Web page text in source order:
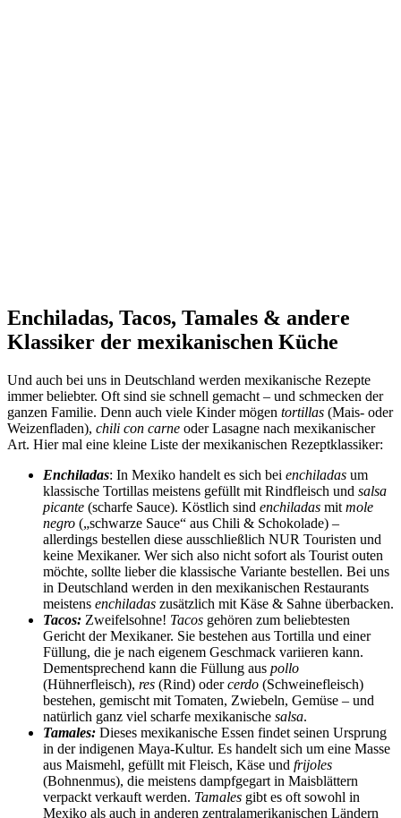
Enchiladas, Tacos, Tamales & andere
Klassiker der mexikanischen Küche
Und auch bei uns in Deutschland werden mexikanische Rezepte
immer beliebter. Oft sind sie schnell gemacht – und schmecken der
ganzen Familie. Denn auch viele Kinder mögen tortillas (Mais- oder
Weizenfladen), chili con carne oder Lasagne nach mexikanischer
Art. Hier mal eine kleine Liste der mexikanischen Rezeptklassiker:
Enchiladas: In Mexiko handelt es sich bei enchiladas um
klassische Tortillas meistens gefüllt mit Rindfleisch und salsa
picante (scharfe Sauce). Köstlich sind enchiladas mit mole
negro („schwarze Sauce“ aus Chili & Schokolade) –
allerdings bestellen diese ausschließlich NUR Touristen und
keine Mexikaner. Wer sich also nicht sofort als Tourist outen
möchte, sollte lieber die klassische Variante bestellen. Bei uns
in Deutschland werden in den mexikanischen Restaurants
meistens enchiladas zusätzlich mit Käse & Sahne überbacken.
Tacos: Zweifelsohne! Tacos gehören zum beliebtesten
Gericht der Mexikaner. Sie bestehen aus Tortilla und einer
Füllung, die je nach eigenem Geschmack variieren kann.
Dementsprechend kann die Füllung aus pollo
(Hühnerfleisch), res (Rind) odercerdo (Schweinefleisch)
bestehen, gemischt mit Tomaten, Zwiebeln, Gemüse – und
natürlich ganz viel scharfe mexikanische salsa.
Tamales: Dieses mexikanische Essen findet seinen Ursprung
in der indigenen Maya-Kultur. Es handelt sich um eine Masse
aus Maismehl, gefüllt mit Fleisch, Käse und frijoles
(Bohnenmus), die meistens dampfgegart in Maisblättern
verpackt verkauft werden. Tamales gibt es oft sowohl in
Mexiko als auch in anderen zentralamerikanischen Ländern